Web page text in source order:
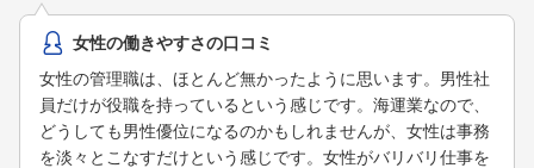
女性の働きやすさの口コミ
女性の管理職は、ほとんど無かったように思います。男性社
員だけが役職を持っているという感じです。海運業なので、
どうしても男性優位になるのかもしれませんが、女性は事務
を淡々とこなすだけという感じです。女性がバリバリ仕事を